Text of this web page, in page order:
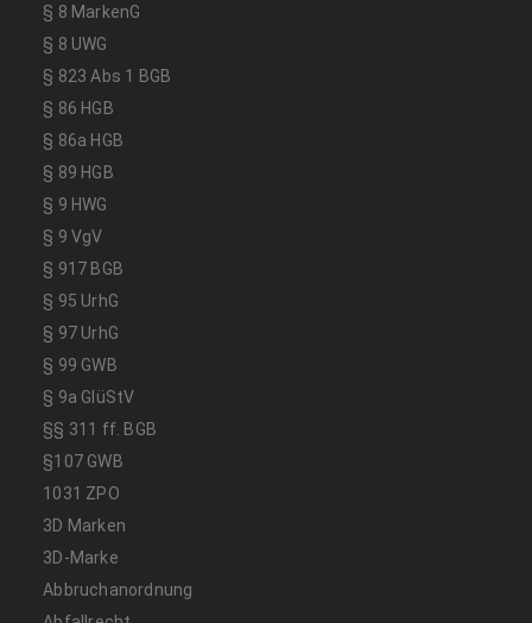
§ 8 MarkenG
§ 8 UWG
§ 823 Abs 1 BGB
§ 86 HGB
§ 86a HGB
§ 89 HGB
§ 9 HWG
§ 9 VgV
§ 917 BGB
§ 95 UrhG
§ 97 UrhG
§ 99 GWB
§ 9a GlüStV
§§ 311 ff. BGB
§107 GWB
1031 ZPO
3D Marken
3D-Marke
Abbruchanordnung